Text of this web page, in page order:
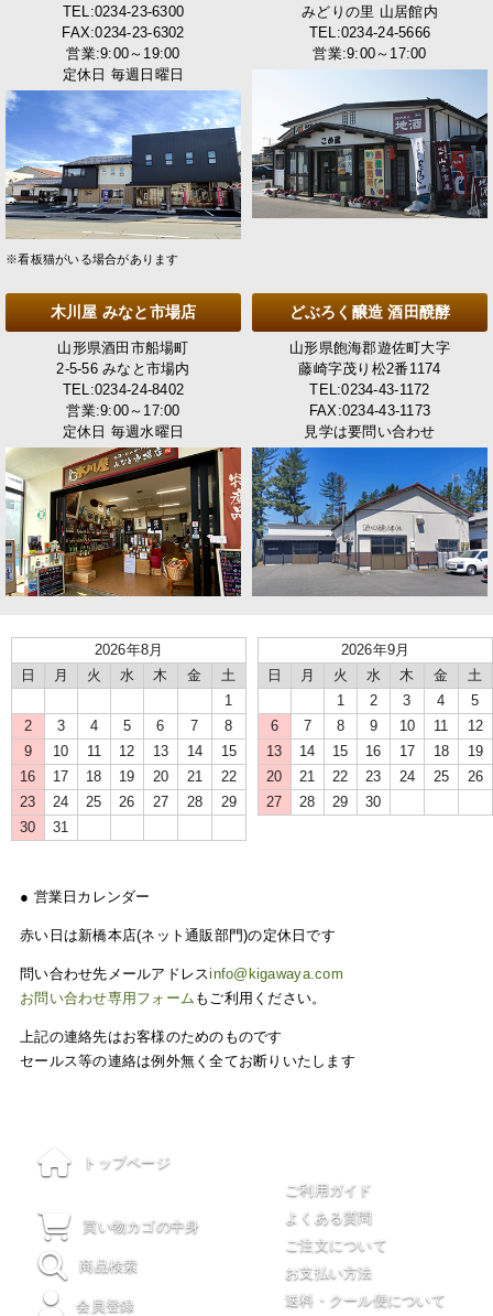
TEL:0234-23-6300
FAX:0234-23-6302
営業:9:00～19:00
定休日 毎週日曜日
※看板猫がいる場合があります
みどりの里 山居館内
TEL:0234-24-5666
営業:9:00～17:00
木川屋 みなと市場店
山形県酒田市船場町
2-5-56 みなと市場内
TEL:0234-24-8402
営業:9:00～17:00
定休日 毎週水曜日
どぶろく醸造 酒田醗酵
山形県飽海郡遊佐町大字
藤崎字茂り松2番1174
TEL:0234-43-1172
FAX:0234-43-1173
見学は要問い合わせ
2026年8月
日
月 火 水 木 金
土
1
2
3 4 5 6 7
8
9
10 11 12 13 14
15
16
17 18 19 20 21
22
23
24 25 26 27 28
29
30
31
2026年9月
日
月 火 水 木 金
土
1
2 3 4
5
6
7 8 9 10 11
12
13
14 15 16 17 18
19
20
21 22 23 24 25
26
27
28 29 30
● 営業日カレンダー
赤い日は新橋本店(ネット通販部門)の定休日です
問い合わせ先メールアドレスinfo@kigawaya.com
お問い合わせ専用フォーム もご利用ください。
上記の連絡先はお客様のためのものです
セールス等の連絡は例外無く全てお断りいたします
トップページ
買い物カゴの中身
商品検索
会員登録
ご利用ガイド
よくある質問
ご注文について
お支払い方法
送料・クール便について